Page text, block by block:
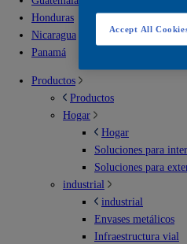
Honduras
Nicaragua
Panamá
Productos
Productos
Hogar
Hogar
Soluciones para
Soluciones para
industrial
industrial
Envases metálicos
Infraestructura vial
Accept All